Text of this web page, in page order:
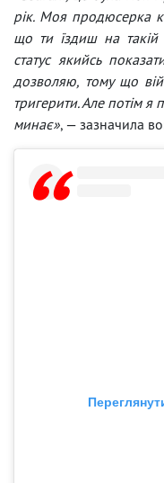
рік. Моя продюсерка
що ти їздиш на такій
статус якийсь
дозволяю, тому що
тригерити. Але потім
минає», — зазначила